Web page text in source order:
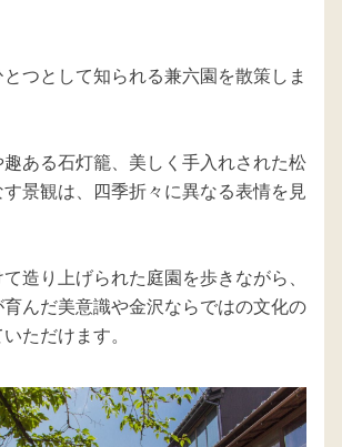
とつとして知られる兼六園を散策しま
ある石灯籠、美しく手入れされた松
景観は、四季折々に異なる表情を見
造り上げられた庭園を歩きながら、
んだ美意識や金沢ならではの文化の
ただけます。